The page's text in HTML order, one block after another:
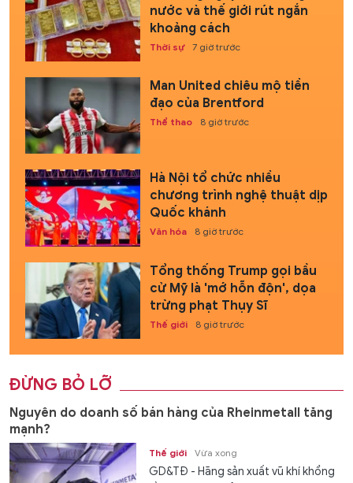
nước và thế giới rút ngắn
khoảng cách
Thời sự 7 giờ trước
Man United chiêu mộ tiền
đạo của Brentford
Thể thao 8 giờ trước
Hà Nội tổ chức nhiều
chương trình nghệ thuật dịp
Quốc khánh
Văn hóa 8 giờ trước
Tổng thống Trump gọi bầu
cử Mỹ là 'mớ hỗn độn', dọa
trừng phạt Thụy Sĩ
Thế giới 8 giờ trước
ĐỪNG BỎ LỠ
Nguyên do doanh số bán hàng của Rheinmetall tăng
mạnh?
Thế giới Vừa xong
GD&TĐ - Hãng sản xuất vũ khí khổng